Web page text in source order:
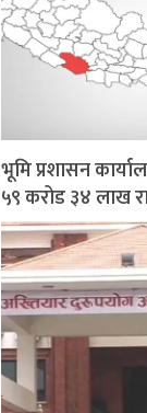
भूमि प्रशासन
५९ करोड ३४ लाख